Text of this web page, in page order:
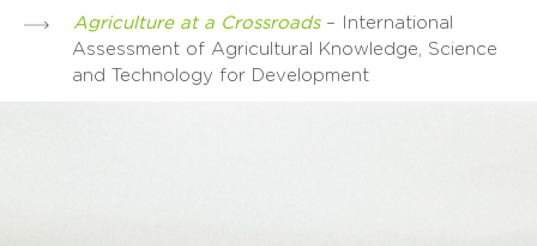
Agriculture at a Crossroads– International
Assessment of Agricultural Knowledge, Science
and Technology for Development